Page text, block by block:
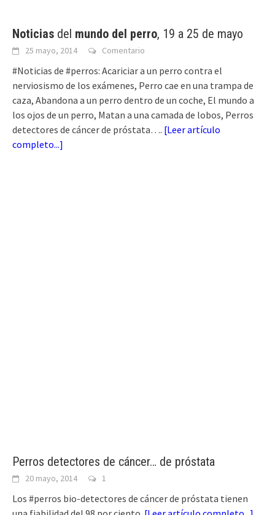
Noticias del mundo del perro, 19 a 25 de mayo
25 mayo, 2014 Comentario
#Noticias de #perros: Acariciar a un perro contra el
nerviosismo de los exámenes, Perro cae en una trampa de
caza, Abandona a un perro dentro de un coche, El mundo a
los ojos de un perro, Matan a una camada de lobos, Perros
detectores de cáncer de próstata…. [Leer artículo
completo...]
Perros detectores de cáncer… de próstata
20 mayo, 2014 1
Los #perros bio-detectores de cáncer de próstata tienen